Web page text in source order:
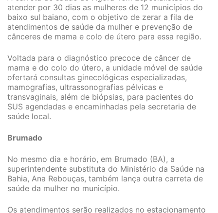
atender por 30 dias as mulheres de 12 municípios do
baixo sul baiano, com o objetivo de zerar a fila de
atendimentos de saúde da mulher e prevenção de
cânceres de mama e colo de útero para essa região.
Voltada para o diagnóstico precoce de câncer de
mama e do colo do útero, a unidade móvel de saúde
ofertará consultas ginecológicas especializadas,
mamografias, ultrassonografias pélvicas e
transvaginais, além de biópsias, para pacientes do
SUS agendadas e encaminhadas pela secretaria de
saúde local.
Brumado
No mesmo dia e horário, em Brumado (BA), a
superintendente substituta do Ministério da Saúde na
Bahia, Ana Rebouças, também lança outra carreta de
saúde da mulher no município.
Os atendimentos serão realizados no estacionamento